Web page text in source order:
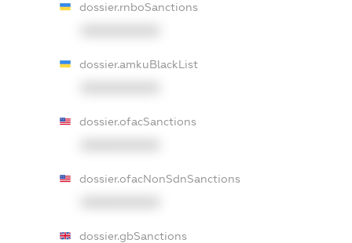
dossier.rnboSanctions
dossier.amkuBlackList
dossier.ofacSanctions
dossier.ofacNonSdnSanctions
dossier.gbSanctions